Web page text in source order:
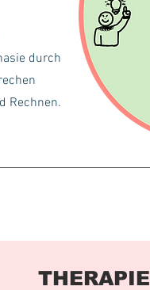
durch
Rechnen.
THERAPIE